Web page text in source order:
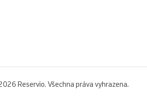
Reservio. Všechna práva vyhrazena.